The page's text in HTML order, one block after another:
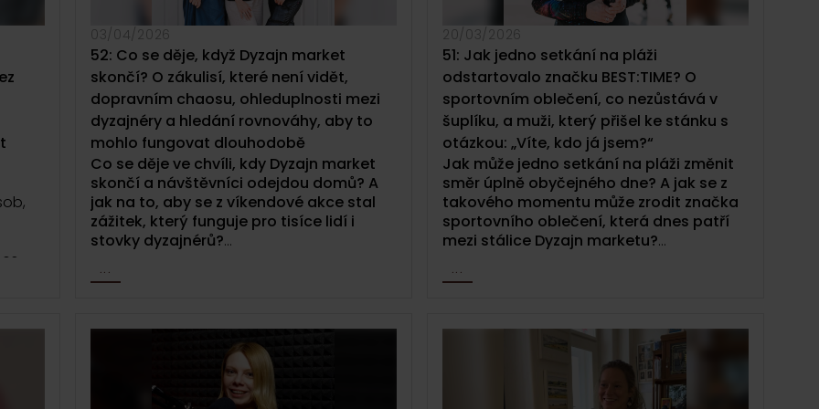
zákulisí, které běžně není vidět, a o tom,
že Dyzajn market netvoří jen značky, ale i
vztahy, které kolem něj vznikají.
03/04/2026
52: Co se děje, když Dyzajn market
skončí? O zákulisí, které není vidět,
dopravním chaosu, ohleduplnosti mezi
dyzajnéry a hledání rovnováhy, aby to
mohlo fungovat dlouhodobě
Co se děje ve chvíli, kdy Dyzajn market
skončí a návštěvníci odejdou domů? A
jak na to, aby se z víkendové akce stal
zážitek, který funguje pro tisíce lidí i
stovky dyzajnérů?
V téhle epizodě Dyzajn podcastu vás
vidět, ale rozhodují o tom, jestli všechno
funguje tak, jak má.
...
20/03/2026
51: Jak jedno setkání na pláži
odstartovalo značku BEST:TIME? O
sportovním oblečení, co nezůstává v
šuplíku, a muži, který přišel ke stánku s
otázkou: „Víte, kdo já jsem?“
Jak může jedno setkání na pláži změnit
směr úplně obyčejného dne? A jak se z
takového momentu může zrodit značka
sportovního oblečení, která dnes patří
mezi stálice Dyzajn marketu?
V téhle epizodě Dyzajn podcastu si
odstartoval cestu ke sportovnímu
oblečení. Takovému, které má být
funkční, kvalitní a hlavně navržené tak,
aby neskončilo zapomenuté v šuplíku.
...